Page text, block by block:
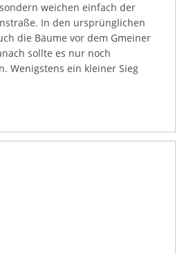
weichen einfach der
In den ursprünglichen
die Bäume vor dem Gmeiner
sollte es nur noch
Wenigstens ein kleiner Sieg